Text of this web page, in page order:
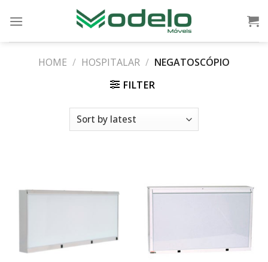
HOME / HOSPITALAR / NEGATOSCÓPIO
FILTER